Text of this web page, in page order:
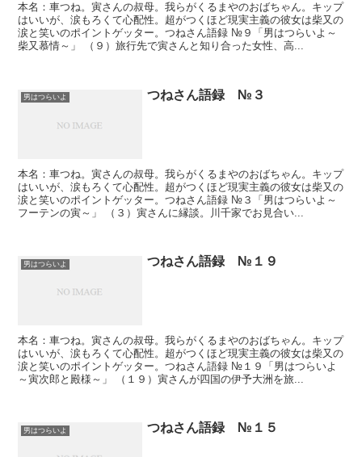
本名：車つね。寅さんの叔母。我らがくるまやのおばちゃん。キップ
はいいが、涙もろくて心配性。超がつくほど現実主義の彼女は柴又の
涙と笑いのポイントゲッター。つねさん語録 №９「男はつらいよ～
柴又慕情～」 （９）旅行先で寅さんと知り合った女性、高...
男はつらいよ つねさん語録 №３
本名：車つね。寅さんの叔母。我らがくるまやのおばちゃん。キップ
はいいが、涙もろくて心配性。超がつくほど現実主義の彼女は柴又の
涙と笑いのポイントゲッター。つねさん語録 №３「男はつらいよ～
フーテンの寅～」 （３）寅さんに縁談。川千家でお見合い...
男はつらいよ つねさん語録 №１９
本名：車つね。寅さんの叔母。我らがくるまやのおばちゃん。キップ
はいいが、涙もろくて心配性。超がつくほど現実主義の彼女は柴又の
涙と笑いのポイントゲッター。つねさん語録 №１９「男はつらいよ
～寅次郎と殿様～」 （１９）寅さんが四国の伊予大洲を旅...
男はつらいよ つねさん語録 №１５